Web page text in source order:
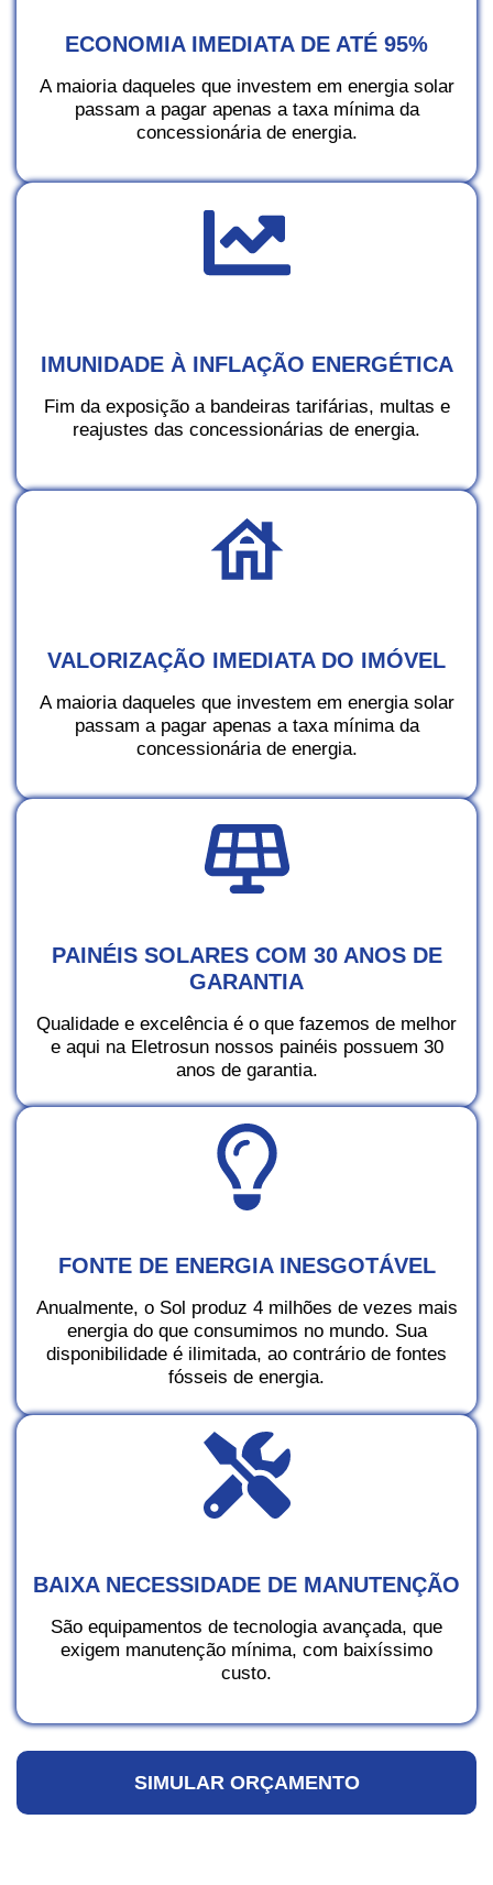
ECONOMIA IMEDIATA DE ATÉ 95%
A maioria daqueles que investem em energia solar
passam a pagar apenas a taxa mínima da
concessionária de energia.
IMUNIDADE À INFLAÇÃO ENERGÉTICA
Fim da exposição a bandeiras tarifárias, multas e
reajustes das concessionárias de energia.
VALORIZAÇÃO IMEDIATA DO IMÓVEL
A maioria daqueles que investem em energia solar
passam a pagar apenas a taxa mínima da
concessionária de energia.
PAINÉIS SOLARES COM 30 ANOS DE
GARANTIA
Qualidade e excelência é o que fazemos de melhor
e aqui na Eletrosun nossos painéis possuem 30
anos de garantia.
FONTE DE ENERGIA INESGOTÁVEL
Anualmente, o Sol produz 4 milhões de vezes mais
energia do que consumimos no mundo. Sua
disponibilidade é ilimitada, ao contrário de fontes
fósseis de energia.
BAIXA NECESSIDADE DE MANUTENÇÃO
São equipamentos de tecnologia avançada, que
exigem manutenção mínima, com baixíssimo
custo.
SIMULAR ORÇAMENTO